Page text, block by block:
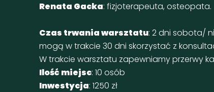
Renata Gacka: fizjoterapeuta, osteopata.
Czas trwania warsztatu: 2 dni sobota/
mogą w trakcie 30 dni skorzystać z
W trakcie warsztatu zapewniamy przerwy
Ilość miejsc: 10 osób
Inwestycja: 1250 zł